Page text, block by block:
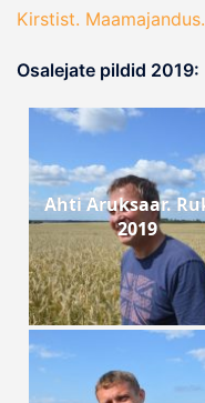
Kirstist.
Osalejate pildid 2019:
Ahti Aruksaar.
2019